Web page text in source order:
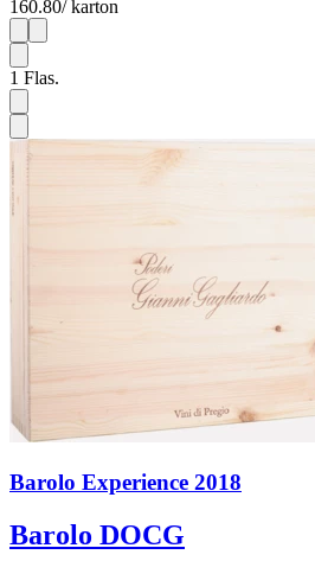
160.80/ karton
1
1 Flas.
Barolo Experience 2018
Barolo DOCG